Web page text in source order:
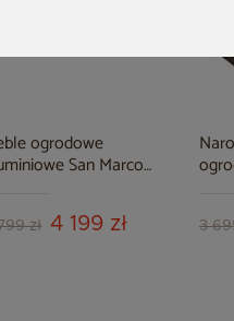
ogrodowe
San Marco
zł 4 199 zł 3